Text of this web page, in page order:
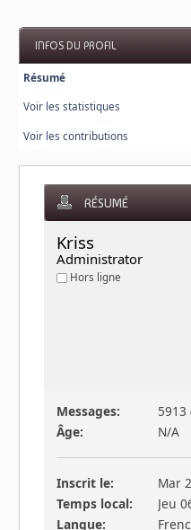
INFOS DU PROFIL
Résumé
Voir les statistiques
Voir les contributions
RÉSUMÉ
Kriss
Administrator
Hors ligne
Messages:
5913
Âge:
N/A
Inscrit le:
Mar
Temps local:
Jeu
Langue: